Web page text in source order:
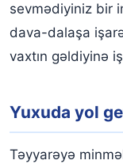
sevmədiyiniz bir
dava-dalaşa
vaxtın gəldiyinə
Yuxuda yol
Təyyarəyə